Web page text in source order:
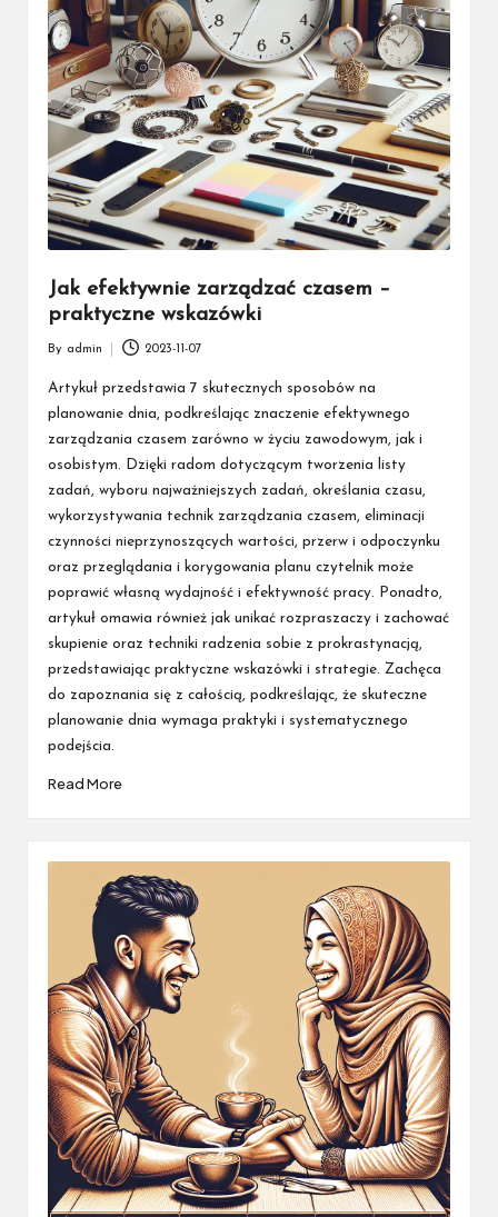
Jak efektywnie zarządzać czasem –
praktyczne wskazówki
by
By admin 2023-11-07
Artykuł przedstawia 7 skutecznych sposobów na
planowanie dnia, podkreślając znaczenie efektywnego
zarządzania czasem zarówno w życiu zawodowym, jak i
osobistym. Dzięki radom dotyczącym tworzenia listy
zadań, wyboru najważniejszych zadań, określania czasu,
wykorzystywania technik zarządzania czasem, eliminacji
czynności nieprzynoszących wartości, przerw i odpoczynku
oraz przeglądania i korygowania planu czytelnik może
poprawić własną wydajność i efektywność pracy. Ponadto,
artykuł omawia również jak unikać rozpraszaczy i zachować
skupienie oraz techniki radzenia sobie z prokrastynacją,
przedstawiając praktyczne wskazówki i strategie. Zachęca
do zapoznania się z całością, podkreślając, że skuteczne
planowanie dnia wymaga praktyki i systematycznego
podejścia.
Read More